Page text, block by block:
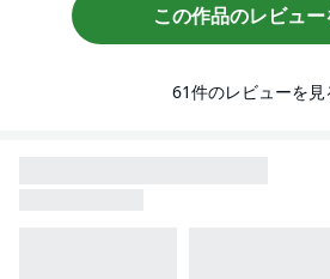
この作品のレビュー
61件のレビューを見